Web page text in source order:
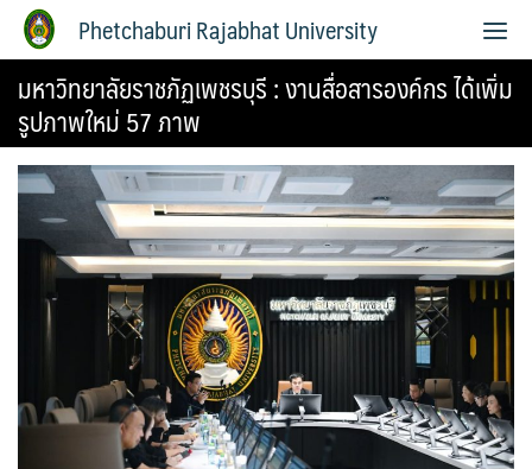
Phetchaburi Rajabhat University
มหาวิทยาลัยราชภัฏเพชรบุรี : งานสื่อสารองค์กร ได้เพิ่ม
รูปภาพใหม่ 57 ภาพ